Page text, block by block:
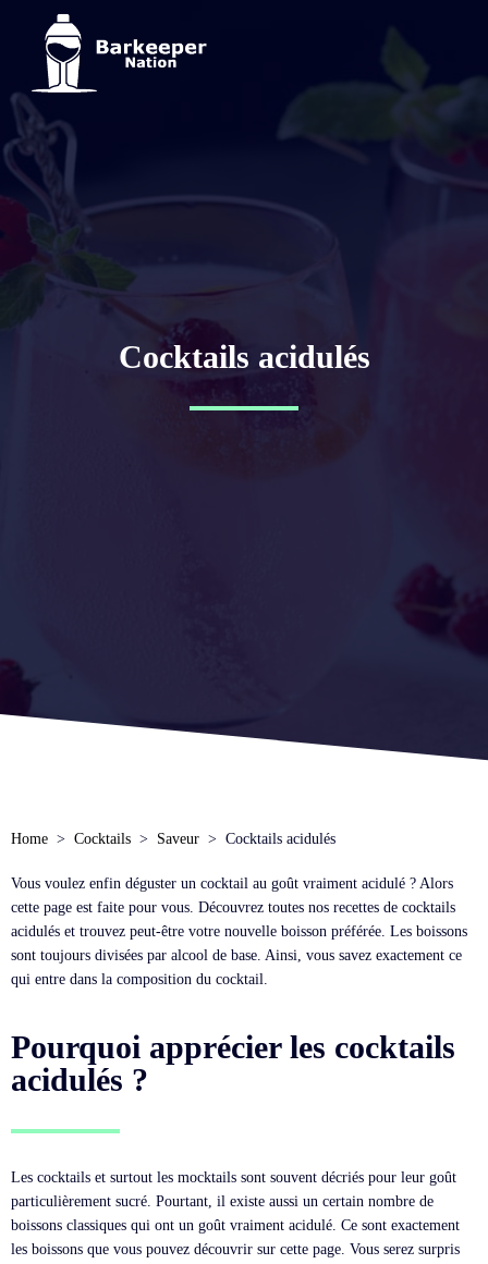
Cocktails acidulés
Home Cocktails Saveur Cocktails acidulés
Vous voulez enfin déguster un cocktail au goût vraiment acidulé ? Alors
cette page est faite pour vous. Découvrez toutes nos recettes de cocktails
acidulés et trouvez peut-être votre nouvelle boisson préférée. Les boissons
sont toujours divisées par alcool de base. Ainsi, vous savez exactement ce
qui entre dans la composition du cocktail.
Pourquoi apprécier les cocktails
acidulés ?
Les cocktails et surtout les mocktails sont souvent décriés pour leur goût
particulièrement sucré. Pourtant, il existe aussi un certain nombre de
boissons classiques qui ont un goût vraiment acidulé. Ce sont exactement
les boissons que vous pouvez découvrir sur cette page. Vous serez surpris